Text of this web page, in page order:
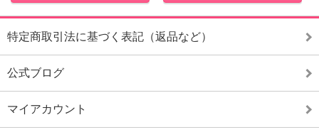
特定商取引法に基づく表記（返品など）
公式ブログ
マイアカウント